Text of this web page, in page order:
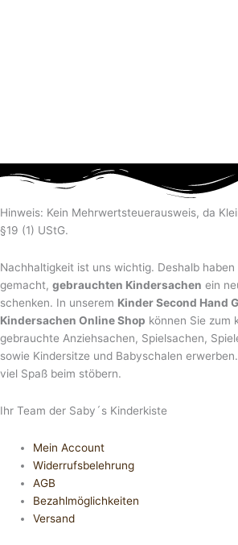
Hinweis: Kein Mehrwertsteuerausweis, da
§19 (1) UStG.
Nachhaltigkeit ist uns wichtig. Deshalb
gemacht, gebrauchten Kindersachen ein
schenken. In unserem Kinder Second Hand
Kindersachen Online Shop können Sie zum
gebrauchte Anziehsachen, Spiel­sachen,
sowie Kindersitze und Babyschalen
viel Spaß beim stöbern.
Ihr Team der Saby´s Kinderkiste
Mein Account
Widerrufsbelehrung
AGB
Bezahlmöglichkeiten
Versand